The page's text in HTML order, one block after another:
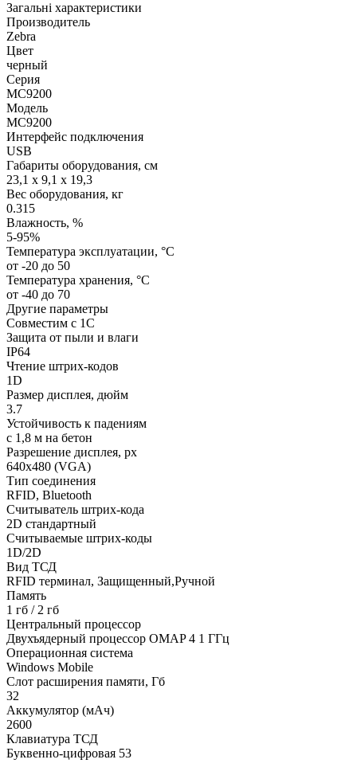
Загальні характеристики
Производитель
Zebra
Цвет
черный
Серия
MC9200
Модель
MC9200
Интерфейс подключения
USB
Габариты оборудования, см
23,1 x 9,1 x 19,3
Вес оборудования, кг
0.315
Влажность, %
5-95%
Температура эксплуатации, °C
от -20 до 50
Температура хранения, °C
от -40 до 70
Другие параметры
Совместим с 1С
Защита от пыли и влаги
IP64
Чтение штрих-кодов
1D
Размер дисплея, дюйм
3.7
Устойчивость к падениям
с 1,8 м на бетон
Разрешение дисплея, px
640х480 (VGA)
Тип соединения
RFID, Bluetooth
Считыватель штрих-кода
2D стандартный
Считываемые штрих-коды
1D/2D
Вид ТСД
RFID терминал, Защищенный,Ручной
Память
1 гб / 2 гб
Центральный процессор
Двухъядерный процессор OMAP 4 1 ГГц
Операционная система
Windows Mobile
Слот расширения памяти, Гб
32
Аккумулятор (мАч)
2600
Клавиатура ТСД
Буквенно-цифровая 53